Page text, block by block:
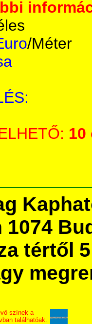
/Méter
10
1074
tértől
színek a
találhatóak.